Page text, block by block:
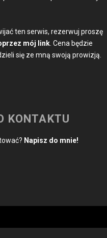
ten serwis, rezerwuj proszę
mój link . Cena będzie
się ze mną swoją prowizją.
KONTAKTU
Napisz do mnie!